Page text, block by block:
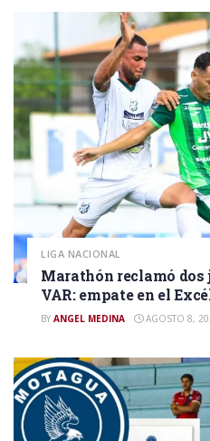
LIGA NACIONAL
Marathón reclamó dos
VAR: empate en el
BY ANGEL MEDINA AGOSTO 8,